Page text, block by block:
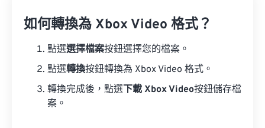
如何轉換為 Xbox Video 格式？
點選選擇檔案按鈕選擇您的檔案。
點選轉換按鈕轉換為 Xbox Video 格式。
轉換完成後，點選 下載 Xbox Video按鈕儲存檔
案。